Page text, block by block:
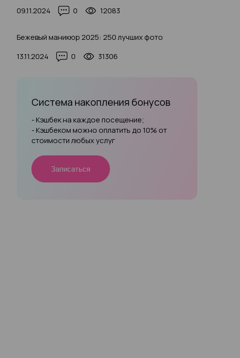
09.11.2024
0 12083
Бежевый маникюр 2025: 250 лучших фото
13.11.2024
0 31306
Система накопления бонусов
- Кэшбек на каждое посещение;
- Кэшбеком можно оплатить до 10% от
стоимости любых услуг
Записаться